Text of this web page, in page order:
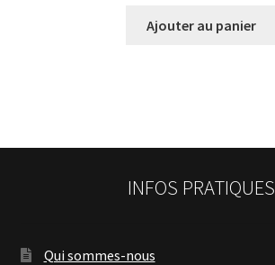
Ajouter au panier
INFOS PRATIQUES
Qui sommes-nous